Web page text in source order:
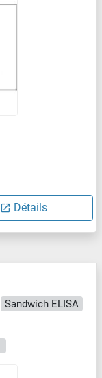
Détails
Sandwich ELISA